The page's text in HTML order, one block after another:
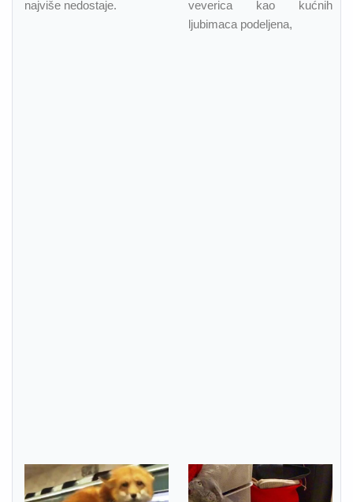
najviše nedostaje.
veverica kao kućnih
ljubimaca podeljena,